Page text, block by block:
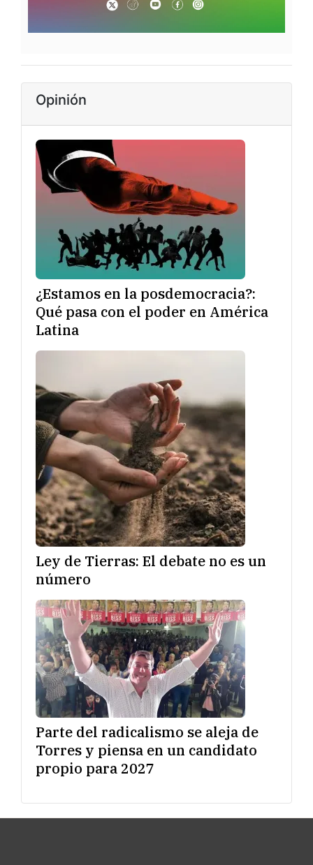
Opinión
¿Estamos en la posdemocracia?:
Qué pasa con el poder en América
Latina
Ley de Tierras: El debate no es un
número
Parte del radicalismo se aleja de
Torres y piensa en un candidato
propio para 2027